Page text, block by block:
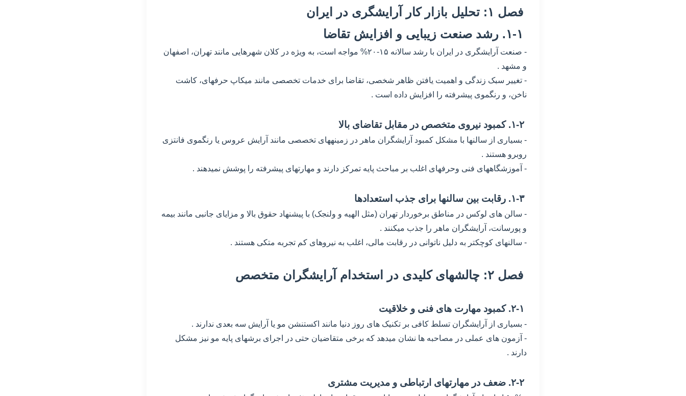
فصل ۱: تحلیل بازار کار آرایشگری در ایران
- صنعت آرایشگری در ایران با رشد سالانه ۱۵-۲۰% مواجه است، به ویژه در کلان شهرهایی مانند تهران، اصفهان
و مشهد .
- تغییر سبک زندگی و اهمیت یافتن ظاهر شخصی، تقاضا برای خدمات تخصصی مانند میکاپ حرفهای، کاشت
ناخن، و رنگموی پیشرفته را افزایش داده است .
- بسیاری از سالنها با مشکل کمبود آرایشگران ماهر در زمینههای تخصصی مانند آرایش عروس یا رنگموی فانتزی
روبرو هستند .
- آموزشگاههای فنی وحرفهای اغلب بر مباحث پایه تمرکز دارند و مهارتهای پیشرفته را پوشش نمیدهند .
۱-۳. رقابت بین سالنها برای جذب استعدادها
- سالن های لوکس در مناطق برخوردار تهران (مثل الهیه و ولنجک) با پیشنهاد حقوق بالا و مزایای جانبی مانند بیمه
و پورسانت، آرایشگران ماهر را جذب میکنند .
- سالنهای کوچکتر به دلیل ناتوانی در رقابت مالی، اغلب به نیروهای کم تجربه متکی هستند .
فصل ۲: چالشهای کلیدی در استخدام آرایشگران متخصص
- بسیاری از آرایشگران تسلط کافی بر تکنیک های روز دنیا مانند اکستنشن مو یا آرایش سه بعدی ندارند .
- آزمون های عملی در مصاحبه ها نشان میدهد که برخی متقاضیان حتی در اجرای برشهای پایه مو نیز مشکل
دارند .